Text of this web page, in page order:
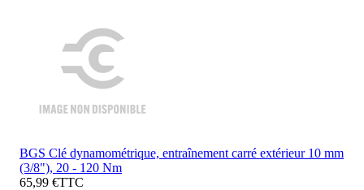
BGS Clé dynamométrique, entraînement carré extérieur 10 mm
(3/8"), 20 - 120 Nm
65,99 €TTC